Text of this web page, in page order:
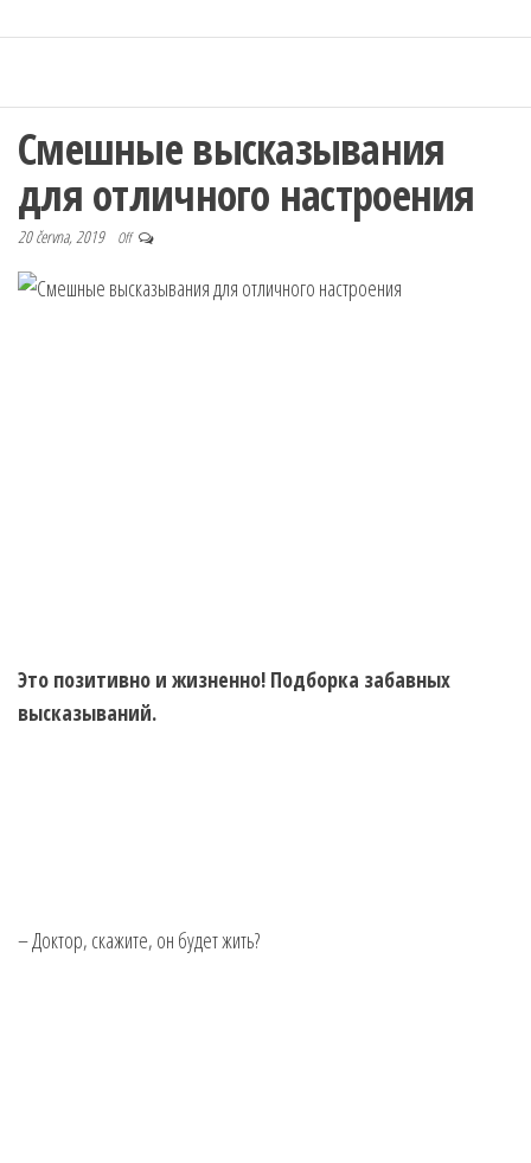
Смешные высказывания
для отличного настроения
20 června, 2019 Off
Это позитивно и жизненно! Подборка забавных
высказываний.
– Доктор, скажите, он будет жить?